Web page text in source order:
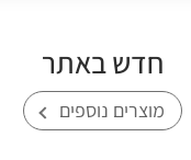
חדש באתר
מוצרים נוספים